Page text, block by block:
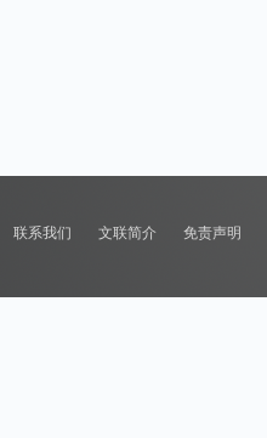
联系我们 文联简介 免责声明